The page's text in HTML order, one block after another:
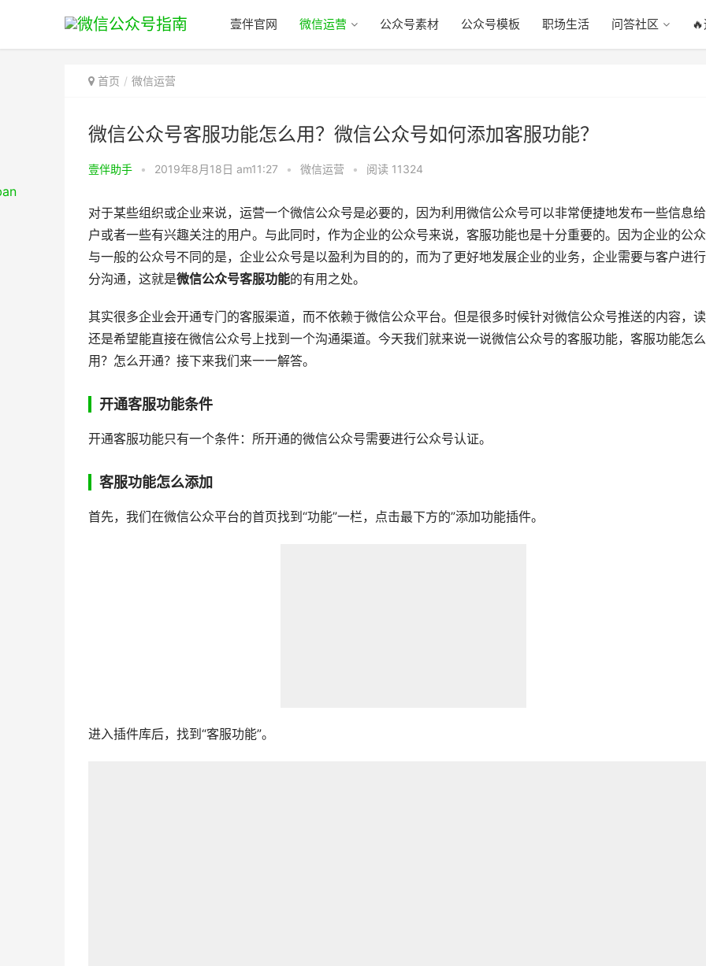
壹伴官网 微信运营 公众号素材 公众号模板 职场生活 问答社区
首页 微信运营
微信公众号客服功能怎么用？微信公众号如何添加客服功能？
壹伴助手 • 2019年8月18日 am11:27 • 微信运营 • 阅读 11324
对于某些组织或企业来说，运营一个微信公众号是必要的，因为利用微信公众号可以非常便捷地发布一些信息
户或者一些有兴趣关注的用户。与此同时，作为企业的公众号来说，客服功能也是十分重要的。因为企业的公
与一般的公众号不同的是，企业公众号是以盈利为目的的，而为了更好地发展企业的业务，企业需要与客户进
分沟通，这就是微信公众号客服功能的有用之处。
其实很多企业会开通专门的客服渠道，而不依赖于微信公众平台。但是很多时候针对微信公众号推送的内容，
还是希望能直接在微信公众号上找到一个沟通渠道。今天我们就来说一说微信公众号的客服功能，客服功能怎么
用？怎么开通？接下来我们来一一解答。
开通客服功能条件
开通客服功能只有一个条件：所开通的微信公众号需要进行公众号认证。
客服功能怎么添加
首先，我们在微信公众平台的首页找到“功能”一栏，点击最下方的”添加功能插件。
进入插件库后，找到“客服功能”。